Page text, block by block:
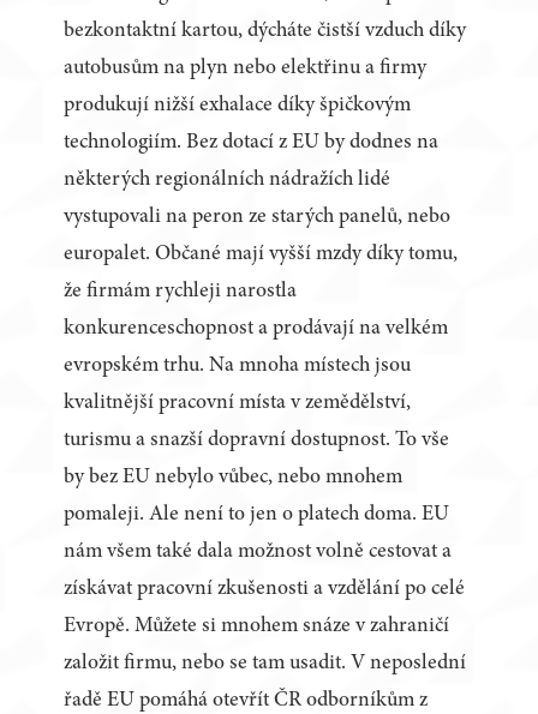
bezkontaktní kartou, dýcháte čistší vzduch díky
autobusům na plyn nebo elektřinu a firmy
produkují nižší exhalace díky špičkovým
technologiím. Bez dotací z EU by dodnes na
některých regionálních nádražích lidé
vystupovali na peron ze starých panelů, nebo
europalet. Občané mají vyšší mzdy díky tomu,
že firmám rychleji narostla
konkurenceschopnost a prodávají na velkém
evropském trhu. Na mnoha místech jsou
kvalitnější pracovní místa v zemědělství,
turismu a snazší dopravní dostupnost. To vše
by bez EU nebylo vůbec, nebo mnohem
pomaleji. Ale není to jen o platech doma. EU
nám všem také dala možnost volně cestovat a
získávat pracovní zkušenosti a vzdělání po celé
Evropě. Můžete si mnohem snáze v zahraničí
založit firmu, nebo se tam usadit. V neposlední
řadě EU pomáhá otevřít ČR odborníkům z